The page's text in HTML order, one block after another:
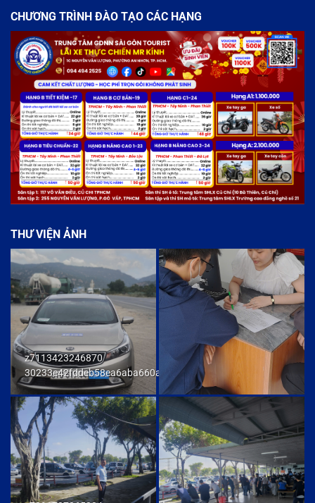
CHƯƠNG TRÌNH ĐÀO TẠO CÁC HẠNG
THƯ VIỆN ẢNH
z7113423246870
30233e42fddeb58ea6aba660ab436cb9